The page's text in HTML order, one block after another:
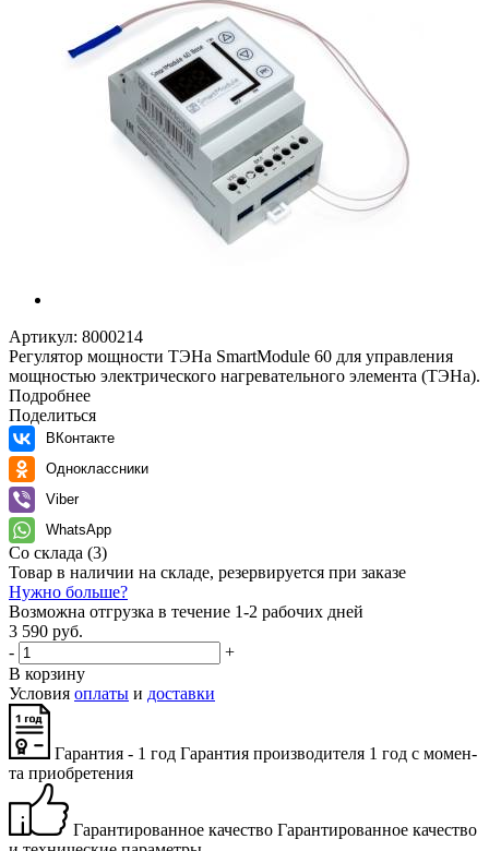
Артикул: 8000214
Регулятор мощности ТЭНа SmartModule 60 для управления
мощностью электрического нагревательного элемента (ТЭНа).
Подробнее
Поделиться
ВКонтакте
Одноклассники
Viber
WhatsApp
Со склада (3)
Товар в наличии на складе, резервируется при заказе
Нужно больше?
Возможна отгрузка в течение 1-2 рабочих дней
3 590 руб.
-
+
В корзину
Условия оплаты и доставки
Гарантия - 1 год Га­ран­тия про­из­во­ди­те­ля 1 год с мо­мен­
та при­об­ре­те­ния
Гарантированное качество Га­ран­ти­ро­ван­ное ка­че­ство